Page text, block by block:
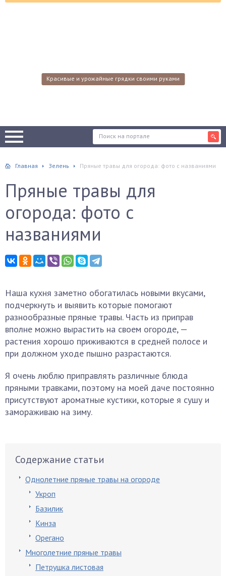
Красивые и урожайные грядки своими руками
Главная Зелень Пряные травы для огорода: фото с названиями
Пряные травы для
огорода: фото с
названиями
Наша кухня заметно обогатилась новыми вкусами,
подчеркнуть и выявить которые помогают
разнообразные пряные травы. Часть из приправ
вполне можно вырастить на своем огороде, —
растения хорошо приживаются в средней полосе и
при должном уходе пышно разрастаются.
Я очень люблю приправлять различные блюда
пряными травками, поэтому на моей даче постоянно
присутствуют ароматные кустики, которые я сушу и
замораживаю на зиму.
Содержание статьи
Однолетние пряные травы на огороде
Укроп
Базилик
Кинза
Орегано
Многолетние пряные травы
Петрушка листовая